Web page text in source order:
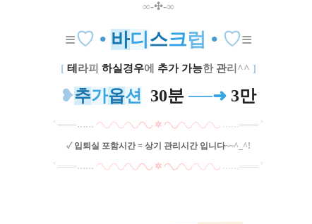
∞-✣-∞
≡♡ • 바디 스크럽 • ♡≡
[테 라피 하실경우에 추가 가능한 관리 ^^ ]
❥추가옵션 30분──➜ 3만
═══…… ◠◡◠◡◠◡◠◡ ✲ ◠◡◠◡◠◡◠◡ ……═══ ˚
✓ 입퇴실 포함시간 = 상기 관리시간 입니다~~^_^!
˚ ═══…… ◠◡◠◡◠◡◠◡ ✲ ◠◡◠◡◠◡◠◡ ……═══ ˚